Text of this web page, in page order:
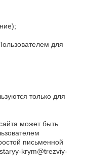
для
только для
может быть
письменной
krym@trezviy-